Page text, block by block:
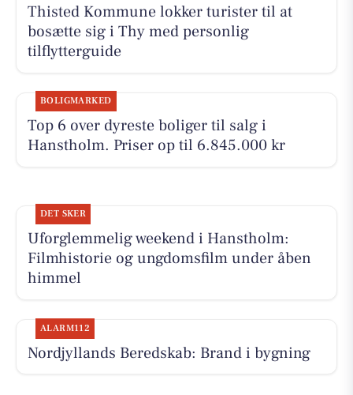
Thisted Kommune lokker turister til at
bosætte sig i Thy med personlig
tilflytterguide
BOLIGMARKED
Top 6 over dyreste boliger til salg i
Hanstholm. Priser op til 6.845.000 kr
DET SKER
Uforglemmelig weekend i Hanstholm:
Filmhistorie og ungdomsfilm under åben
himmel
ALARM112
Nordjyllands Beredskab: Brand i bygning